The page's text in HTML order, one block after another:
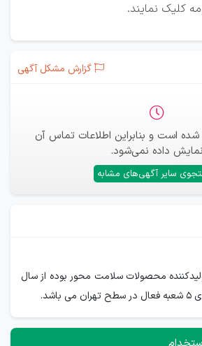
کلیک نمایند.
گزارش مشکل آگهی
است و بنابراین اطلاعات تماس آن
نمایش داده نمی‌شود.
سایر آگهی‌های مشابه
محصولات سلامت محور بوده از سال